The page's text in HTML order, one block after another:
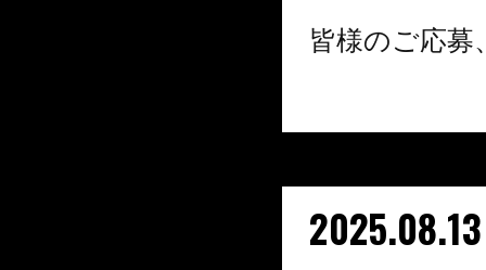
皆様のご応
2025.08.13